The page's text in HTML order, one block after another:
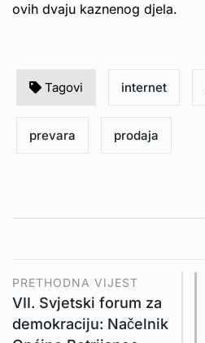
ovih dvaju kaznenog djela.
Tagovi internet
prevara prodaja
PRETHODNA VIJEST
VII. Svjetski forum za
demokraciju: Načelnik